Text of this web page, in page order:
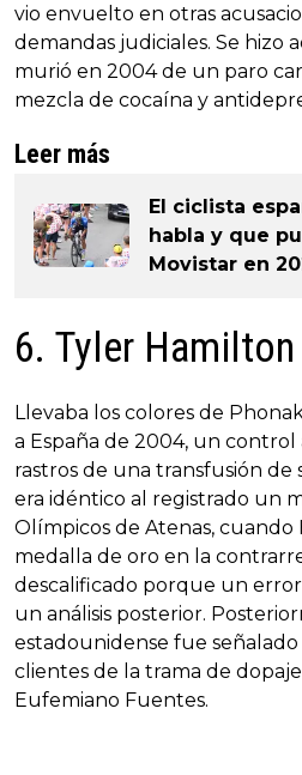
vio envuelto en otras
demandas judiciales. Se hizo
murió en 2004 de un paro
mezcla de cocaína y
Leer más
El ciclista
habla y que
Movistar en
6. Tyler
Llevaba los colores de
a España de 2004, un
rastros de una transfusión de
era idéntico al registrado un
Olímpicos de Atenas,
medalla de oro en la
descalificado porque un
un análisis posterior.
estadounidense fue
clientes de la trama de
Eufemiano Fuentes.